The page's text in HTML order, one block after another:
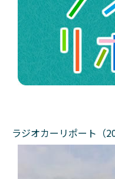
ラジオカーリポート（